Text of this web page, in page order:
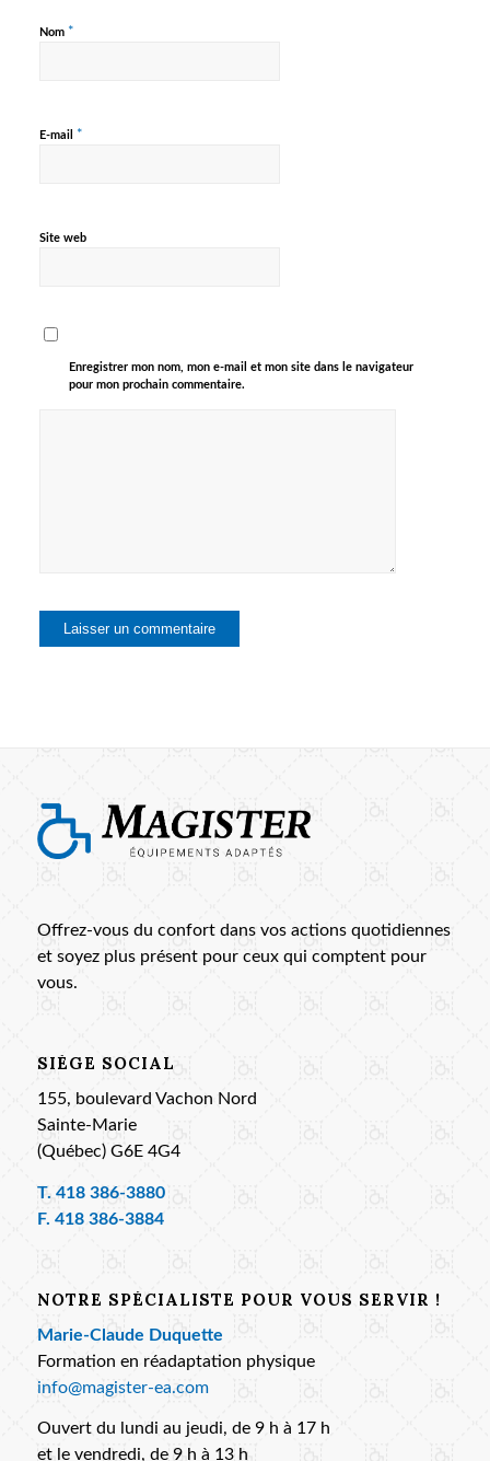
Nom *
E-mail *
Site web
Enregistrer mon nom, mon e-mail et mon site dans le navigateur
pour mon prochain commentaire.
Offrez-vous du confort dans vos actions quotidiennes
et soyez plus présent pour ceux qui comptent pour
vous.
SIÈGE SOCIAL
155, boulevard Vachon Nord
Sainte-Marie
(Québec) G6E 4G4
T. 418 386-3880
F. 418 386-3884
NOTRE SPÉCIALISTE POUR VOUS SERVIR !
Marie-Claude Duquette
Formation en réadaptation physique
info@magister-ea.com
Ouvert du lundi au jeudi, de 9 h à 17 h
et le vendredi, de 9 h à 13 h